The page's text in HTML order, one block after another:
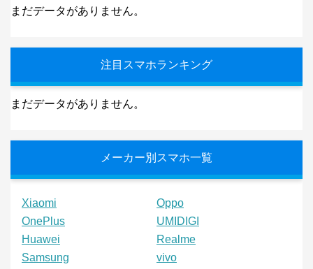
まだデータがありません。
注目スマホランキング
まだデータがありません。
メーカー別スマホ一覧
Xiaomi
Oppo
OnePlus
UMIDIGI
Huawei
Realme
Samsung
vivo